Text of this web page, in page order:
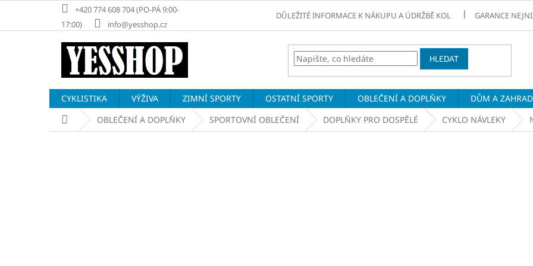
obsah
+420 774 608 704 (PO-PÁ 9:00-
17:00)
info@yesshop.cz
DŮLEŽITÉ INFORMACE K NÁKUPU A ÚDRŽBĚ KOL GARANCE
HLEDAT
CYKLISTIKA VÝŽIVA ZIMNÍ SPORTY OSTATNÍ SPORTY OBLEČENÍ A DOPLŇKY DŮM A
Domů OBLEČENÍ A DOPLŇKY SPORTOVNÍ OBLEČENÍ DOPLŇKY PRO DOSPĚLÉ CYKLO NÁVLEKY